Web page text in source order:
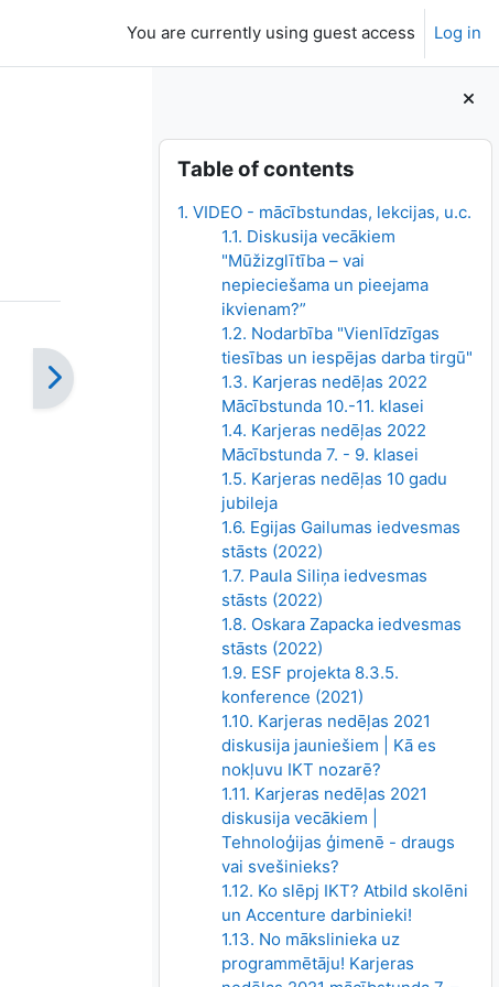
You are currently using guest access Log in
Blocks
Skip Table of contents
Table of contents
1. VIDEO - mācībstundas, lekcijas, u.c.
1.1. Diskusija vecākiem
"Mūžizglītība – vai
nepieciešama un pieejama
ikvienam?”
1.2. Nodarbība "Vienlīdzīgas
tiesības un iespējas darba tirgū"
1.3. Karjeras nedēļas 2022
Mācībstunda 10.-11. klasei
1.4. Karjeras nedēļas 2022
Mācībstunda 7. - 9. klasei
1.5. Karjeras nedēļas 10 gadu
jubileja
1.6. Egijas Gailumas iedvesmas
stāsts (2022)
1.7. Paula Siliņa iedvesmas
stāsts (2022)
1.8. Oskara Zapacka iedvesmas
stāsts (2022)
1.9. ESF projekta 8.3.5.
konference (2021)
1.10. Karjeras nedēļas 2021
diskusija jauniešiem | Kā es
nokļuvu IKT nozarē?
1.11. Karjeras nedēļas 2021
diskusija vecākiem |
Tehnoloģijas ģimenē - draugs
vai svešinieks?
1.12. Ko slēpj IKT? Atbild skolēni
un Accenture darbinieki!
1.13. No mākslinieka uz
programmētāju! Karjeras